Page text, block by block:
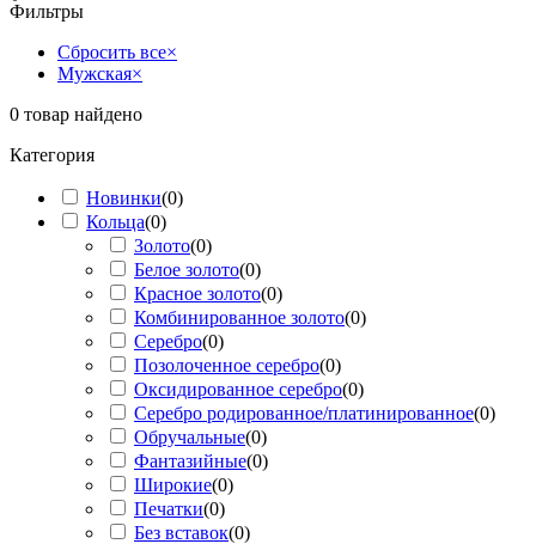
Фильтры
Сбросить все×
Мужская×
0 товар найдено
Категория
Новинки(0)
Кольца(0)
Золото(0)
Белое золото(0)
Красное золото(0)
Комбинированное золото(0)
Серебро(0)
Позолоченное серебро(0)
Оксидированное серебро(0)
Серебро родированное/платинированное(0)
Обручальные(0)
Фантазийные(0)
Широкие(0)
Печатки(0)
Без вставок(0)